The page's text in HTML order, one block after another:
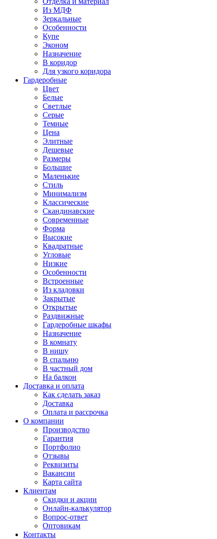
Из МДФ
Зеркальные
Особенности
Купе
Эконом
Назначение
В коридор
Для узкого коридора
Гардеробные
Цвет
Белые
Светлые
Серые
Темные
Цена
Элитные
Дешевые
Размеры
Большие
Маленькие
Стиль
Минимализм
Классические
Скандинавские
Современные
Форма
Высокие
Квадратные
Угловые
Низкие
Особенности
Встроенные
Из кладовки
Закрытые
Открытые
Раздвижные
Гардеробные шкафы
Назначение
В комнату
В нишу
В спальню
В частный дом
На балкон
Доставка и оплата
Как сделать заказ
Доставка
Оплата и рассрочка
О компании
Производство
Гарантия
Портфолио
Отзывы
Реквизиты
Вакансии
Карта сайта
Клиентам
Скидки и акции
Онлайн-калькулятор
Вопрос-ответ
Оптовикам
Контакты